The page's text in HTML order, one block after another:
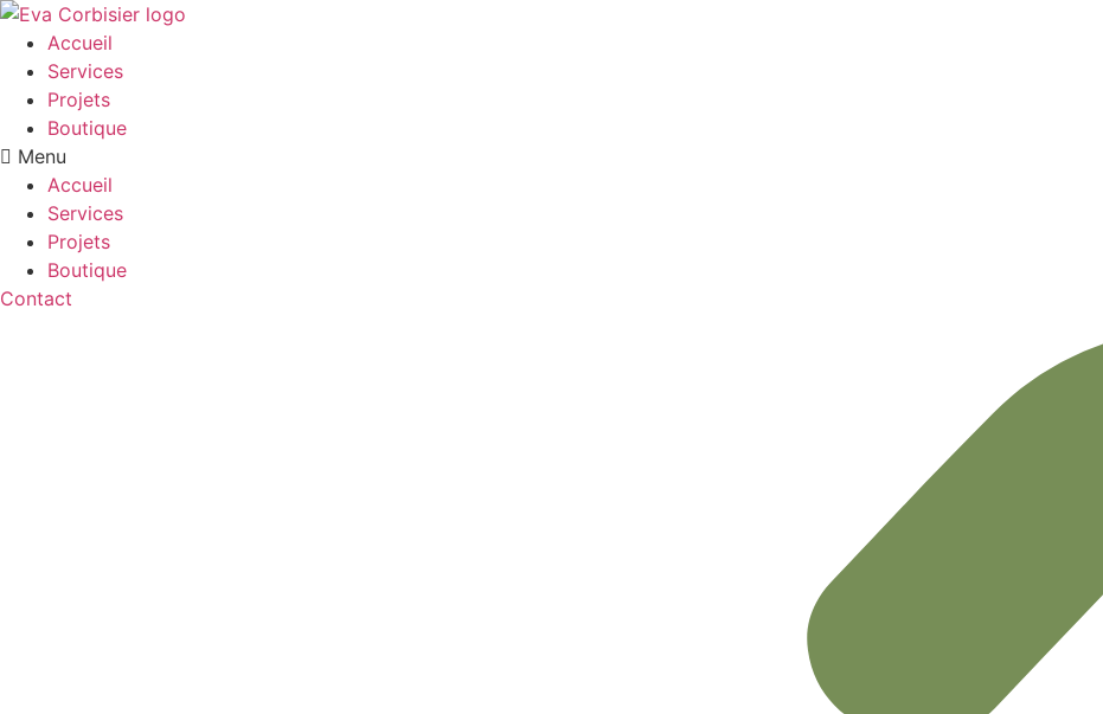
Aller
contenu
Accueil
Services
Projets
Boutique
Menu
Accueil
Services
Projets
Boutique
Contact